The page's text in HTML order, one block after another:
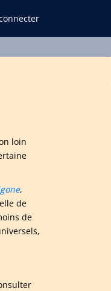
loin
,
de
de